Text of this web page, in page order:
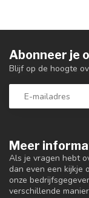
Meer
Als je vragen hebt
dan even een kijkje
onze
verschillende
Abonneer je
Blijf op de hoogte